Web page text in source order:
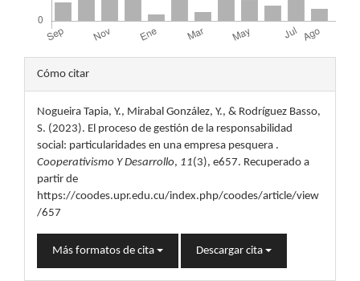
Detalles
del
artículo
Cómo citar
Nogueira Tapia, Y., Mirabal González, Y., & Rodríguez Basso,
S. (2023). El proceso de gestión de la responsabilidad
social: particularidades en una empresa pesquera .
Cooperativismo Y Desarrollo, 11(3), e657. Recuperado a
partir de
https://coodes.upr.edu.cu/index.php/coodes/article/view
/657
Más formatos de cita Descargar cita